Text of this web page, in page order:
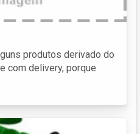
produtos derivado do
com delivery, porque